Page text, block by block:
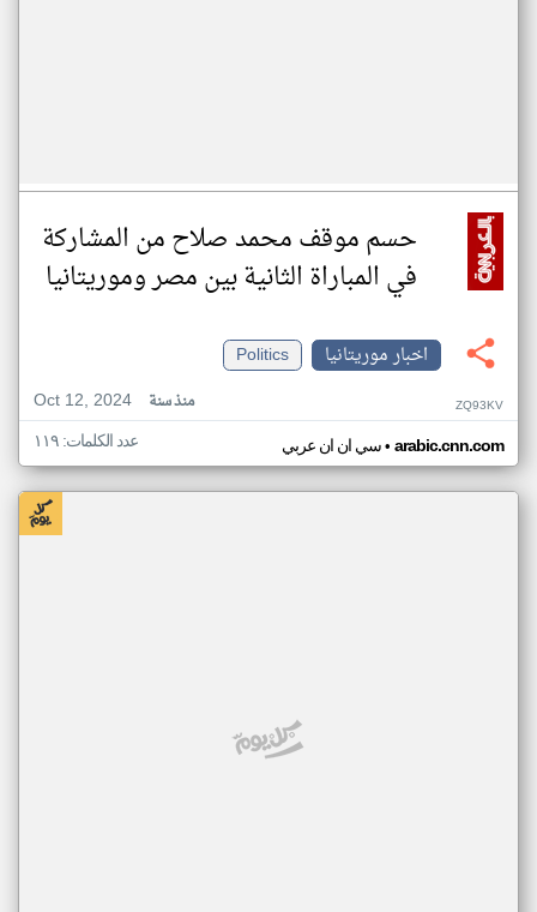
حسم موقف محمد صلاح من المشاركة
في المباراة الثانية بين مصر وموريتانيا
اخبار موريتانيا
Politics
Oct 12, 2024
منذ سنة ZQ93KV
سي ان ان عربي• arabic.cnn.com عدد الكلمات: ١١٩